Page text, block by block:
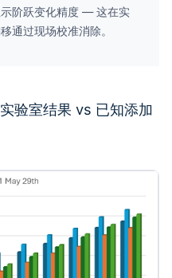
阶跃变化精度 — 这在实
通过现场校准消除。
验室结果 vs 已知添加